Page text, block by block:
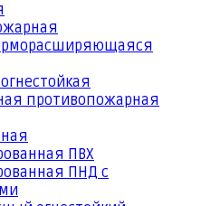
противопожарная
ПВХ
ПНД с